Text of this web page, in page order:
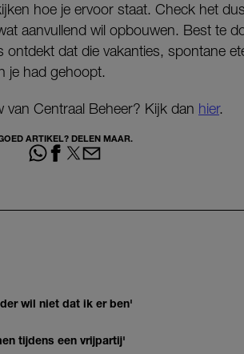
hoe je ervoor staat. Check het
aanvullend wil opbouwen. Best te
dat die vakanties, spontane
je had gehoopt.
Centraal Beheer? Kijk dan hier.
ARTIKEL? DELEN MAAR.
wil niet dat ik er ben'
tijdens een vrijpartij'